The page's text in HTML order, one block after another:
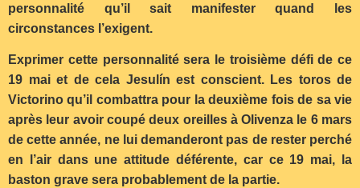
personnalité qu’il sait manifester quand les
circonstances l’exigent.
Exprimer cette personnalité sera le troisième défi de ce
19 mai et de cela Jesulín est conscient. Les toros de
Victorino qu’il combattra pour la deuxième fois de sa vie
après leur avoir coupé deux oreilles à Olivenza le 6 mars
de cette année, ne lui demanderont pas de rester perché
en l’air dans une attitude déférente, car ce 19 mai, la
baston grave sera probablement de la partie.